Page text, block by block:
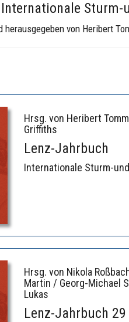
Sturm-
von Heribert
Hrsg. von Heribert
Griffiths
Lenz-Jahrbuch
Internationale Sturm-
Hrsg. von Nikola
Martin / Georg-Michael
Lukas
Lenz-Jahrbuch 29